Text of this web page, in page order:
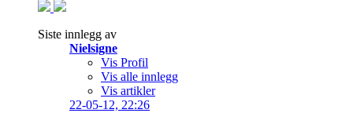
Siste innlegg av
Nielsigne
Vis Profil
Vis alle innlegg
Vis artikler
22-05-12, 22:26